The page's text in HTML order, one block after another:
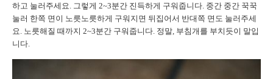
하고 눌러주세요. 그렇게 2~3분간 진득하게 구워줍니다. 중간 중간 꾹꾹
눌러 한쪽 면이 노릇노릇하게 구워지면 뒤집어서 반대쪽 면도 눌러주세
요. 노릇해질 때까지 2~3분간 구워줍니다. 정말, 부침개를 부치듯이 말입
니다.